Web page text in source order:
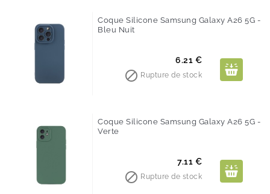
Coque Silicone Samsung Galaxy A26 5G -
Bleu Nuit
Prix
6.21 €
 Rupture de stock
Coque Silicone Samsung Galaxy A26 5G -
Verte
Prix
7.11 €
 Rupture de stock